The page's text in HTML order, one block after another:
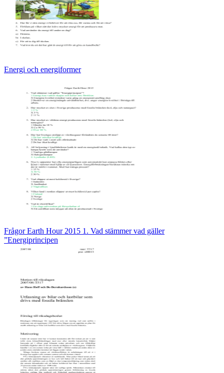
Energi och energiformer
Frågor Earth Hour 2015 1. Vad stämmer vad gäller
”Energiprincipen